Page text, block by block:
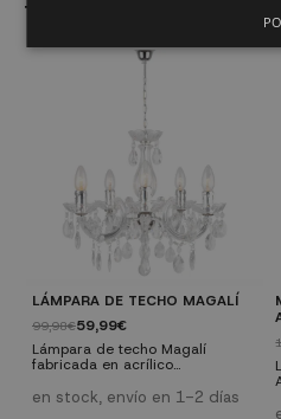
También le puede interesar
LÁMPARA DE TECHO MAGALÍ
99,98€59,99€
Lámpara de techo Magalí
fabricada en acrílico
Consta de 5 puntos de luz y
funciona con 5 bombillas de
en stock, envío en 1-2 días